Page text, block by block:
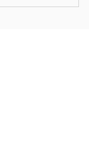
卡限時全新